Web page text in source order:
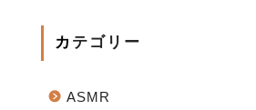
カテゴリー
ASMR